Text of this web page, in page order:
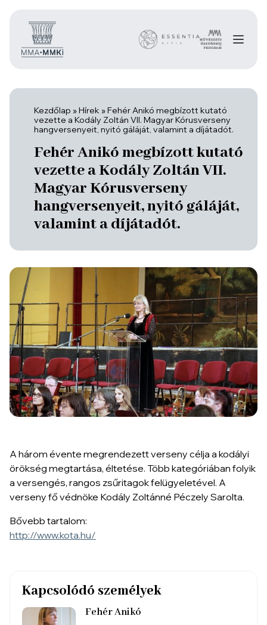
Kezdőlap »Hírek »Fehér Anikó megbízott kutató
vezette a Kodály Zoltán VII. Magyar Kórusverseny
hangversenyeit, nyitó gáláját, valamint a díjátadót.
Fehér Anikó megbízott kutató
vezette a Kodály Zoltán VII.
Magyar Kórusverseny
hangversenyeit, nyitó gáláját,
valamint a díjátadót.
A három évente megrendezett verseny célja a kodályi
örökség megtartása, éltetése. Több kategóriában folyik
a versengés, rangos zsűritagok felügyeletével. A
verseny fő védnöke Kodály Zoltánné Péczely Sarolta.
Bővebb tartalom:
http://www.kota.hu/
Kapcsolódó személyek
Fehér Anikó